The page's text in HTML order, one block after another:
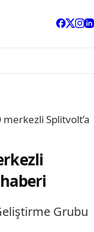
Splitvolt’a
Grubu